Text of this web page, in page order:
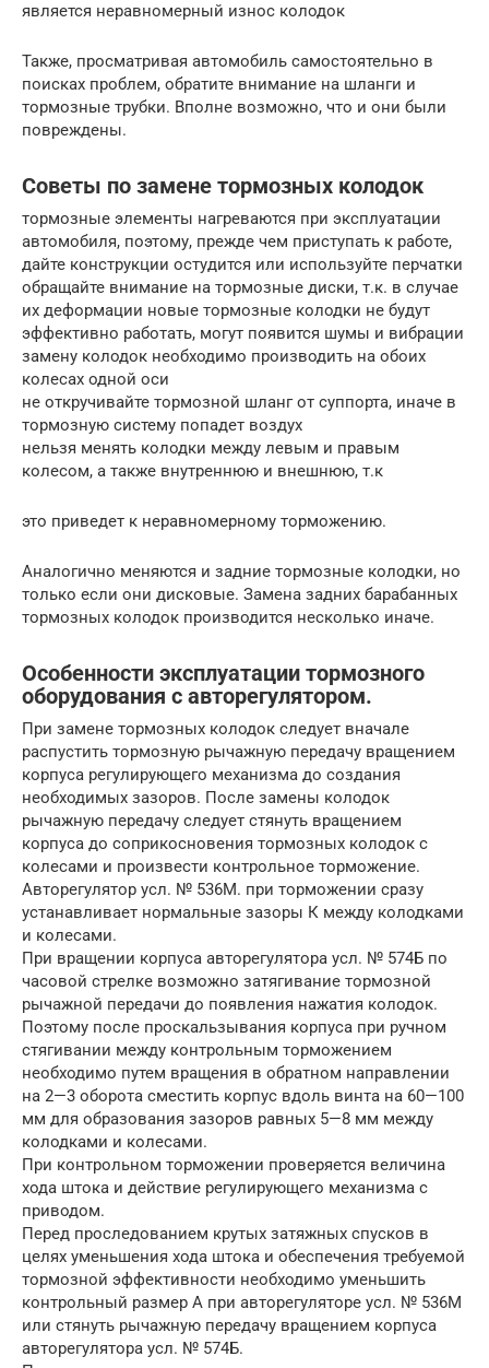
является неравномерный износ колодок
Также, просматривая автомобиль самостоятельно в
поисках проблем, обратите внимание на шланги и
тормозные трубки. Вполне возможно, что и они были
повреждены.
Советы по замене тормозных колодок
тормозные элементы нагреваются при эксплуатации
автомобиля, поэтому, прежде чем приступать к работе,
дайте конструкции остудится или используйте перчатки
обращайте внимание на тормозные диски, т.к. в случае
их деформации новые тормозные колодки не будут
эффективно работать, могут появится шумы и вибрации
замену колодок необходимо производить на обоих
колесах одной оси
не откручивайте тормозной шланг от суппорта, иначе в
тормозную систему попадет воздух
нельзя менять колодки между левым и правым
колесом, а также внутреннюю и внешнюю, т.к
это приведет к неравномерному торможению.
Аналогично меняются и задние тормозные колодки, но
только если они дисковые. Замена задних барабанных
тормозных колодок производится несколько иначе.
Особенности эксплуатации тормозного
оборудования с авторегулятором.
При замене тормозных колодок следует вначале
распустить тормозную рычажную передачу вращением
корпуса регулирующего механизма до создания
необходимых зазоров. После замены колодок
рычажную передачу следует стянуть вращением
корпуса до соприкосновения тормозных колодок с
колесами и произвести контрольное торможение.
Авторегулятор усл. № 536М. при торможении сразу
устанавливает нормальные зазоры К между колодками
и колесами.
При вращении корпуса авторегулятора усл. № 574Б по
часовой стрелке возможно затягивание тормозной
рычажной передачи до появления нажатия колодок.
Поэтому после проскальзывания корпуса при ручном
стягивании между контрольным торможением
необходимо путем вращения в обратном направлении
на 2—3 оборота сместить корпус вдоль винта на 60—100
мм для образования зазоров равных 5—8 мм между
колодками и колесами.
При контрольном торможении проверяется величина
хода штока и действие регулирующего механизма с
приводом.
Перед проследованием крутых затяжных спусков в
целях уменьшения хода штока и обеспечения требуемой
тормозной эффективности необходимо уменьшить
контрольный размер А при авторегуляторе усл. № 536М
или стянуть рычажную передачу вращением корпуса
авторегулятора усл. № 574Б.